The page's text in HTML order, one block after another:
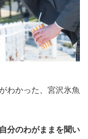
わかった、宮沢氷魚
分のわがままを聞い